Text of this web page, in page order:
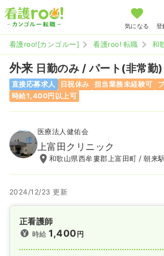
気になる 登
看護roo![カンゴルー] 看護roo! 転職 和
外来 日勤のみ / パート(非常勤)
直接応募求人 日祝休み 担当業務未経験可
時給1,400円以上可
医療法人健佑会
上富田クリニック
和歌山県西牟婁郡上富田町 / 朝来
2024/12/23 更新
正看護師
時給1,400円